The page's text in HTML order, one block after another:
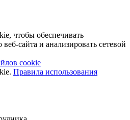
чтобы обеспечивать
сайта и анализировать сетевой
cookie
Правила использования